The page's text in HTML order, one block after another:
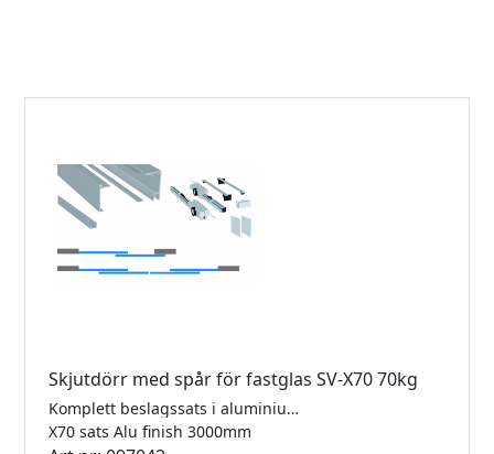
Skjutdörr med spår för fastglas SV-X70 70kg
Komplett beslagssats i aluminium för tak- eller väggmontering för 1 dörr med 2 softclose och ett fastglas. För 8-10mm glas. Längd 3000mm. Maxvikt 70kg. Kräver ej hål i glas. Godkänd för dusch.
X70 sats Alu finish 3000mm